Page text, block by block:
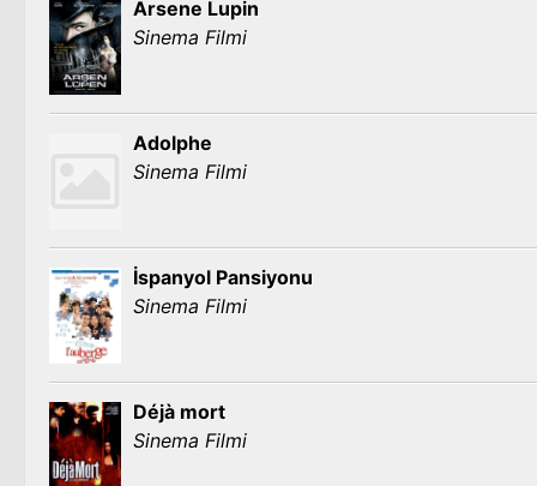
Arsene Lupin
Sinema Filmi
Adolphe
Sinema Filmi
İspanyol Pansiyonu
Sinema Filmi
Déjà mort
Sinema Filmi